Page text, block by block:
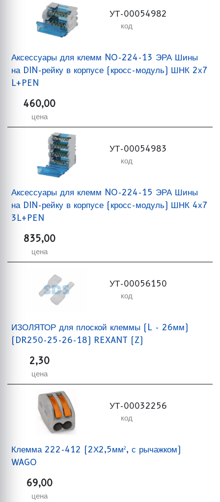
УТ-00054982
код
Аксессуары для клемм NO-224-13 ЭРА Шины
на DIN-рейку в корпусе (кросс-модуль) ШНК 2х7
L+PEN
460,00
цена
УТ-00054983
код
Аксессуары для клемм NO-224-15 ЭРА Шины
на DIN-рейку в корпусе (кросс-модуль) ШНК 4х7
3L+PEN
835,00
цена
УТ-00056150
код
ИЗОЛЯТОР для плоской клеммы (L - 26мм)
(DR250-25-26-18) REXANT (Z)
2,30
цена
УТ-00032256
код
Клемма 222-412 (2Х2,5мм², с рычажком)
WAGO
69,00
цена